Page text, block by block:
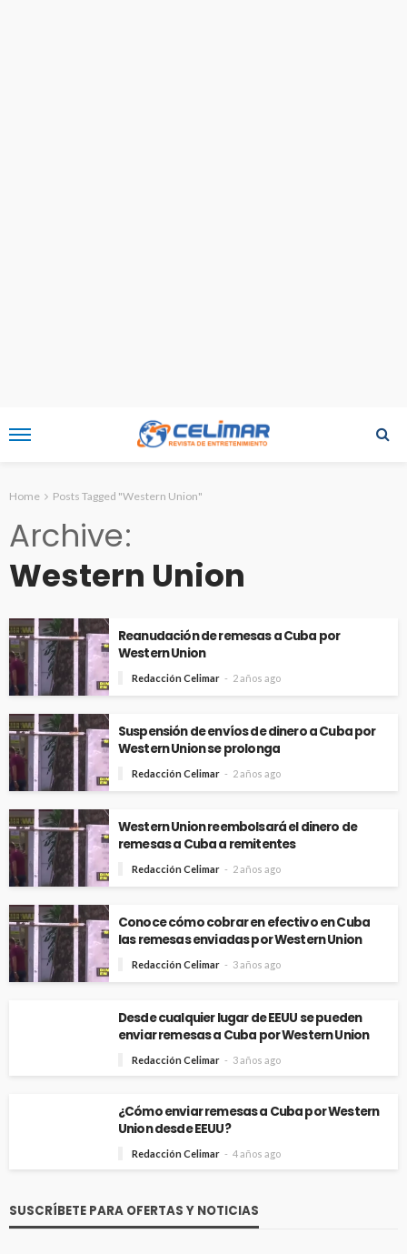
Home Posts Tagged "Western Union"
Archive
Western Union
Reanudación de remesas a Cuba por
Western Union
Redacción Celimar 2 años ago
Suspensión de envíos de dinero a Cuba por
Western Union se prolonga
Redacción Celimar 2 años ago
Western Union reembolsará el dinero de
remesas a Cuba a remitentes
Redacción Celimar 2 años ago
Conoce cómo cobrar en efectivo en Cuba
las remesas enviadas por Western Union
Redacción Celimar 3 años ago
Desde cualquier lugar de EEUU se pueden
enviar remesas a Cuba por Western Union
Redacción Celimar 3 años ago
¿Cómo enviar remesas a Cuba por Western
Union desde EEUU?
Redacción Celimar 4 años ago
SUSCRÍBETE PARA OFERTAS Y NOTICIAS